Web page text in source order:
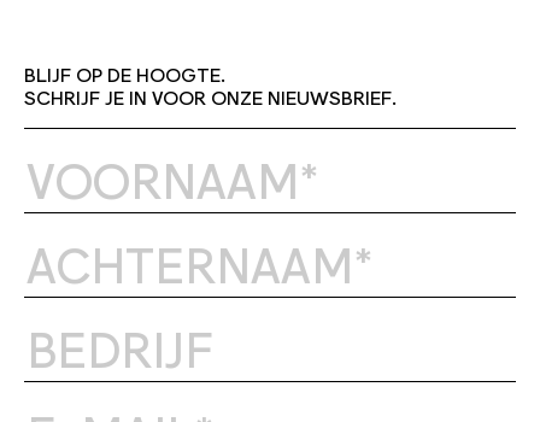
BLIJF OP DE HOOGTE.
SCHRIJF JE IN VOOR ONZE NIEUWSBRIEF.